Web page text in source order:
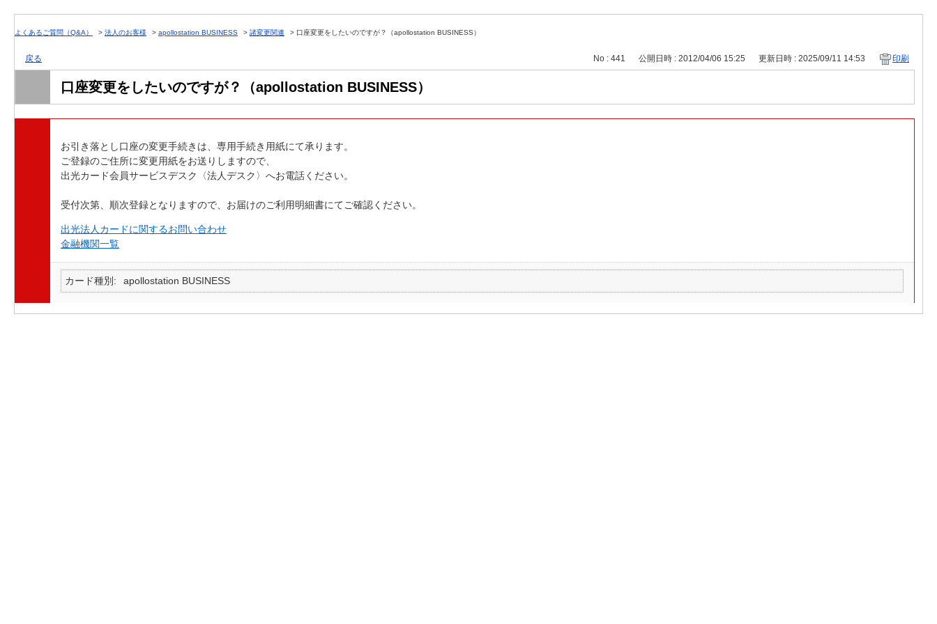
よくあるご質問（Q&A） > 法人のお客様 > apollostation BUSINESS > 諸変更関連 > 口座変更をしたいのですが？（apollostation BUSINESS）
戻る No : 441 公開日時 : 2012/04/06 15:25 更新日時 : 2025/09/11 14:53 印刷
口座変更をしたいのですが？（apollostation BUSINESS）
お引き落とし口座の変更手続きは、専用手続き用紙にて承ります。
ご登録のご住所に変更用紙をお送りしますので、
出光カード会員サービスデスク〈法人デスク〉へお電話ください。
受付次第、順次登録となりますので、お届けのご利用明細書にてご確認ください。
出光法人カードに関するお問い合わせ
金融機関一覧
カード種別 apollostation BUSINESS